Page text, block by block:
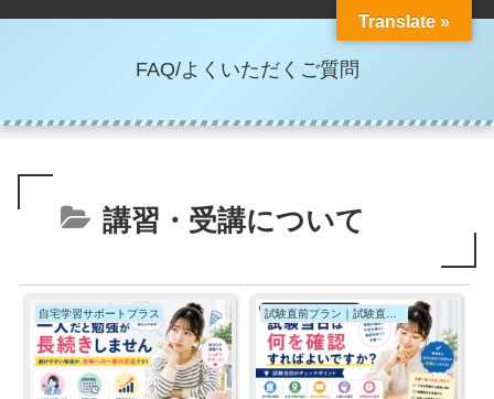
FAQ/よくいただくご質問
講習・受講について
自宅学習サポートプラス
Translate »